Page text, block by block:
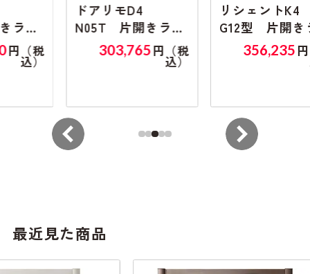
ドアリモD4
N05T 片開きラン
マ無し303,765円（税
込）
リシェントK4
G12型 片開きラン
マ無し356,235円（税
込）
最近見た商品